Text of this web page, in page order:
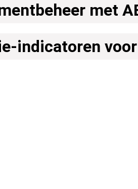
met
indicatoren